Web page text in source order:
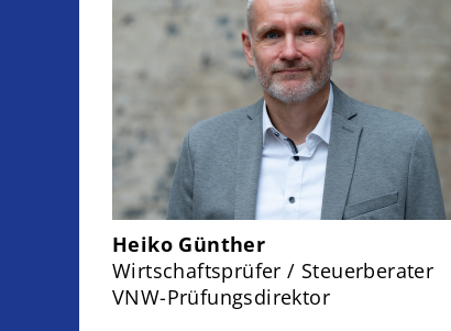
Heiko Günther
Wirtschaftsprüfer / Steuerberater
VNW-Prüfungsdirektor